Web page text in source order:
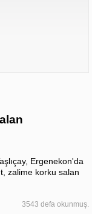
Ergenekon'da
zalime korku salan
3543 defa okunmuş.